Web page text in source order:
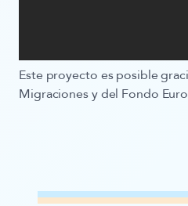
Este proyecto es posible
Migraciones y del Fondo